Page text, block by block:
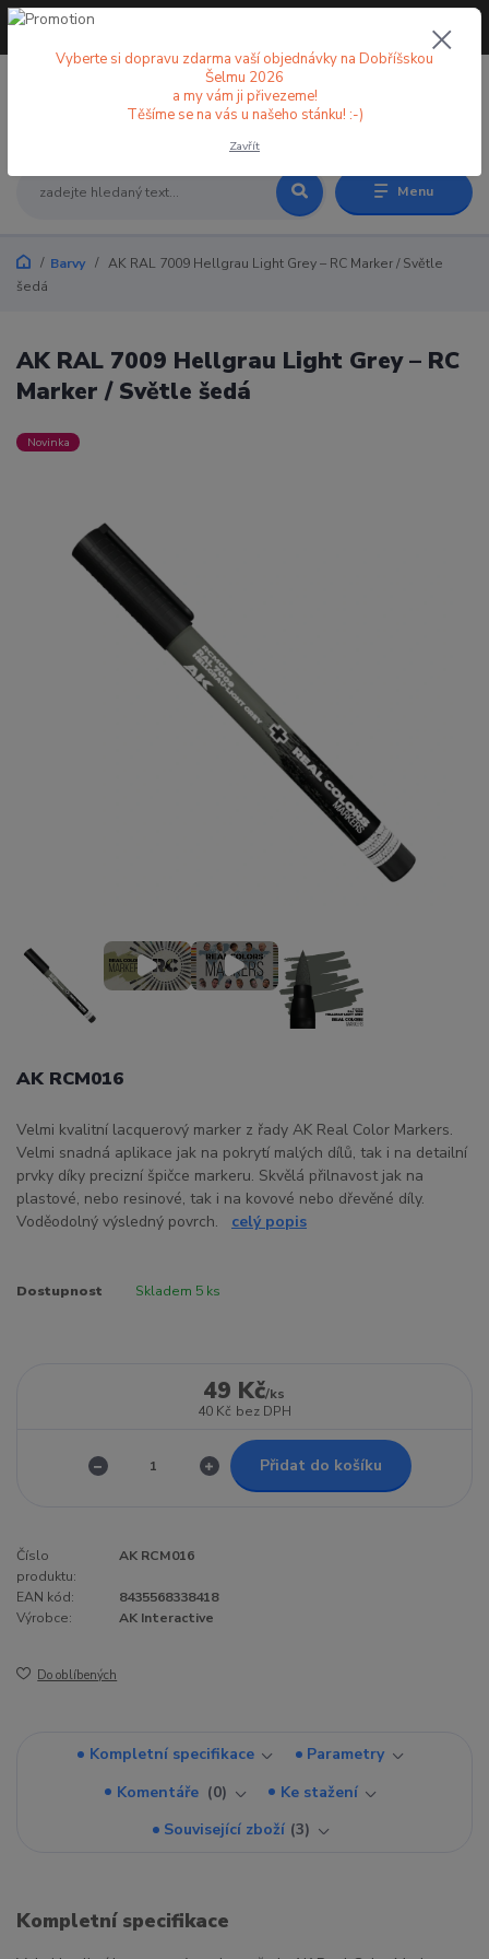
Menu
+420 773 998 582
Barvy
AK RAL 7009 Hellgrau Light Grey – RC Marker / Světle
šedá
AK RAL 7009 Hellgrau Light Grey – RC
Marker / Světle šedá
Novinka
AK RCM016
Velmi kvalitní lacquerový marker z řady AK Real Color Markers.
Velmi snadná aplikace jak na pokrytí malých dílů, tak i na detailní
prvky díky precizní špičce markeru. Skvělá přilnavost jak na
plastové, nebo resinové, tak i na kovové nebo dřevěné díly.
Voděodolný výsledný povrch. celý popis
Dostupnost Skladem 5 ks
49 Kč/ks
40 Kč bez DPH
Přidat do košíku
Číslo
produktu:
AK RCM016
EAN kód:
8435568338418
Výrobce:
AK Interactive
Do oblíbených
Kompletní specifikace
Parametry
Komentáře
0
Ke stažení
Související zboží 3
Kompletní specifikace
Vyberte si dopravu zdarma vaší objednávky na Dobříšskou
Šelmu 2026
a my vám ji přivezeme!
Těšíme se na vás u našeho stánku! :-)
Zavřít